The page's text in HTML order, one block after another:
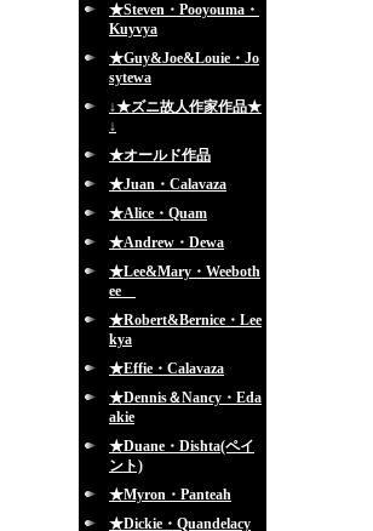
★Steven・Pooyouma・
Kuyvya
★Guy&Joe&Louie・Jo
sytewa
↓★ズニ故人作家作品★
↓
★オールド作品
★Juan・Calavaza
★Alice・Quam
★Andrew・Dewa
★Lee&Mary・Weeboth
ee
★Robert&Bernice・Lee
kya
★Effie・Calavaza
★Dennis＆Nancy・Eda
akie
★Duane・Dishta(ペイ
ント)
★Myron・Panteah
★Dickie・Quandelacy